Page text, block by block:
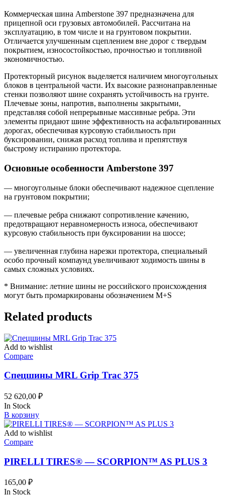
Коммерческая шина Amberstone 397 предназначена для
прицепной оси грузовых автомобилей. Рассчитана на
эксплуатацию, в том числе и на грунтовом покрытии.
Отличается улучшенным сцеплением вне дорог с твердым
покрытием, износостойкостью, прочностью и топливной
экономичностью.
Протекторный рисунок выделяется наличием многоугольных
блоков в центральной части. Их высокие разнонаправленные
стенки позволяют шине сохранять устойчивость на грунте.
Плечевые зоны, напротив, выполнены закрытыми,
представляя собой непрерывные массивные ребра. Эти
элементы придают шине эффективность на асфальтированных
дорогах, обеспечивая курсовую стабильность при
буксировании, снижая расход топлива и препятствуя
быстрому истиранию протектора.
Основные особенности Amberstone 397
— многоугольные блоки обеспечивают надежное сцепление
на грунтовом покрытии;
— плечевые ребра снижают сопротивление качению,
предотвращают неравномерность износа, обеспечивают
курсовую стабильность при буксировании на шоссе;
— увеличенная глубина нарезки протектора, специальный
особо прочный компаунд увеличивают ходимость шины в
самых сложных условиях.
* Внимание: летние шины не российского происхождения
могут быть промаркированы обозначением M+S
Related products
Add to wishlist
Compare
Спецшины MRL Grip Trac 375
52 620,00 ₽
In Stock
В корзину
Add to wishlist
Compare
PIRELLI TIRES® — SCORPION™ AS PLUS 3
165,00 ₽
In Stock